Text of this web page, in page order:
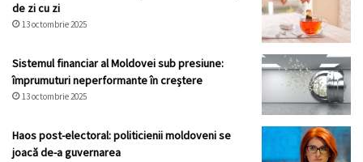
de zi cu zi
13 octombrie 2025
Sistemul financiar al Moldovei sub presiune:
împrumuturi neperformante în creștere
13 octombrie 2025
Haos post-electoral: politicienii moldoveni se
joacă de-a guvernarea